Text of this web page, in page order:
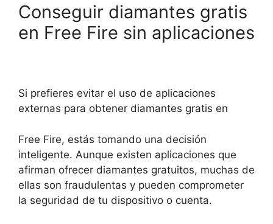
Conseguir diamantes gratis
en Free Fire sin aplicaciones
Si prefieres evitar el uso de aplicaciones
externas para obtener diamantes gratis en
Free Fire, estás tomando una decisión
inteligente. Aunque existen aplicaciones que
afirman ofrecer diamantes gratuitos, muchas de
ellas son fraudulentas y pueden comprometer
la seguridad de tu dispositivo o cuenta.